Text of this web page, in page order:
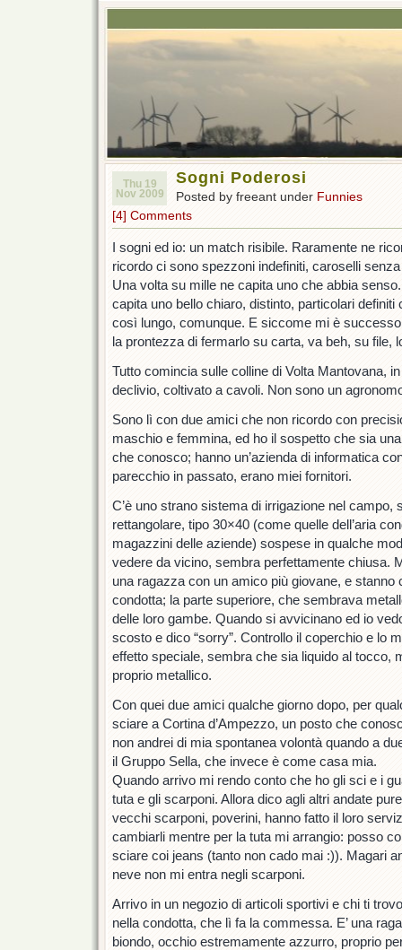
Thu 19
Nov 2009
Sogni Poderosi
Posted by freeant under Funnies
[4] Comments
I sogni ed io: un match risibile. Raramente ne
ricordo ci sono spezzoni indefiniti, caroselli
Una volta su mille ne capita uno che abbia
capita uno bello chiaro, distinto, particolari
così lungo, comunque. E siccome mi è
la prontezza di fermarlo su carta, va beh, su file,
Tutto comincia sulle colline di Volta Mantovana,
declivio, coltivato a cavoli. Non sono un
Sono lì con due amici che non ricordo con
maschio e femmina, ed ho il sospetto che sia
che conosco; hanno un’azienda di informatica
parecchio in passato, erano miei fornitori.
C’è uno strano sistema di irrigazione nel campo,
rettangolare, tipo 30×40 (come quelle dell’aria
magazzini delle aziende) sospese in qualche
vedere da vicino, sembra perfettamente chiusa.
una ragazza con un amico più giovane, e stanno
condotta; la parte superiore, che sembrava
delle loro gambe. Quando si avvicinano ed io
scosto e dico “sorry”. Controllo il coperchio e lo
effetto speciale, sembra che sia liquido al tocco,
proprio metallico.
Con quei due amici qualche giorno dopo, per
sciare a Cortina d’Ampezzo, un posto che
non andrei di mia spontanea volontà quando a
il Gruppo Sella, che invece è come casa mia.
Quando arrivo mi rendo conto che ho gli sci e i
tuta e gli scarponi. Allora dico agli altri andate
vecchi scarponi, poverini, hanno fatto il loro
cambiarli mentre per la tuta mi arrangio: posso
sciare coi jeans (tanto non cado mai :)). Magari
neve non mi entra negli scarponi.
Arrivo in un negozio di articoli sportivi e chi ti
nella condotta, che lì fa la commessa. E’ una
biondo, occhio estremamente azzurro, proprio